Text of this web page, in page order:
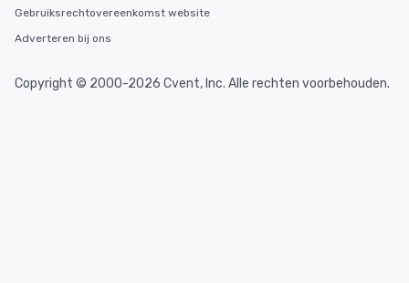
incentives.
Gebruiksrechtovereenkomst website
Adverteren bij ons
Copyright © 2000-2026 Cvent, Inc. Alle rechten voorbehouden.